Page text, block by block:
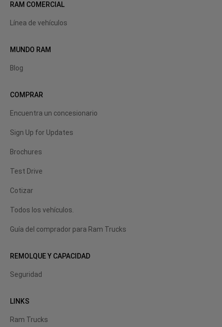
RAM COMERCIAL
Línea de vehículos
MUNDO RAM
Blog
COMPRAR
Encuentra un concesionario
Sign Up for Updates
Brochures
Test Drive
Cotizar
Todos los vehículos.
Guía del comprador para Ram Trucks
REMOLQUE Y CAPACIDAD
Seguridad
LINKS
Ram Trucks